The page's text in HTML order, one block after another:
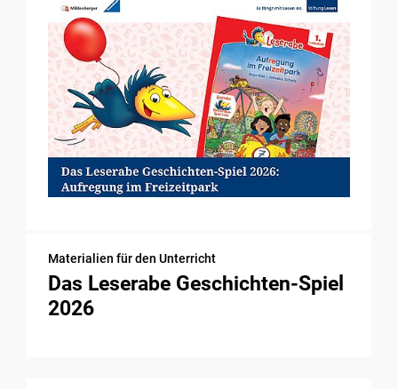
Materialien für den Unterricht
Das Leserabe Geschichten-Spiel
2026